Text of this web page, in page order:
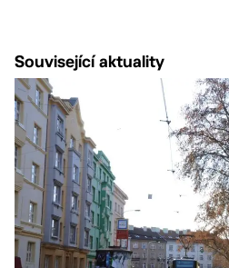
Související aktuality